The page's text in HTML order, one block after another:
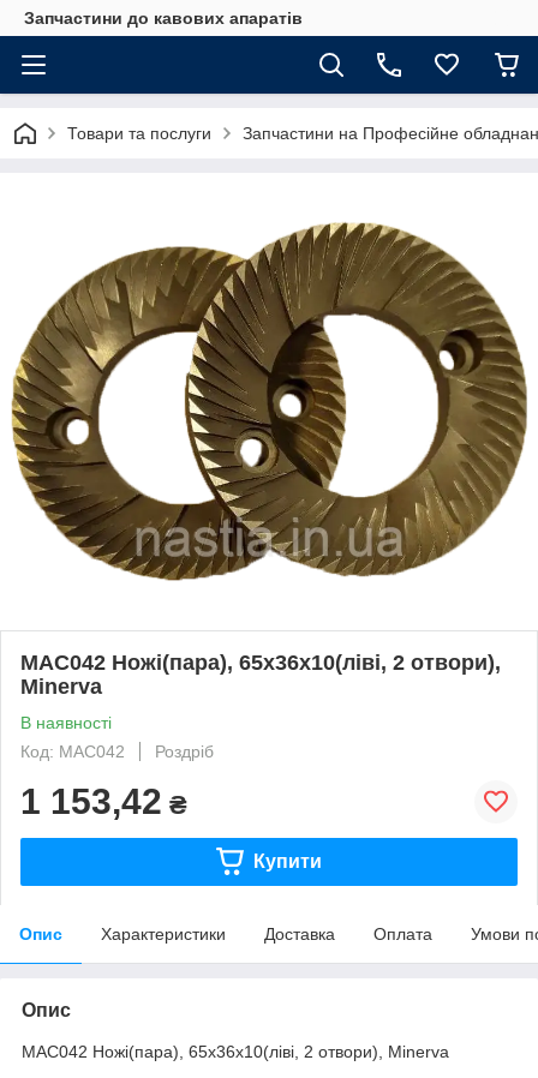
Запчастини до кавових апаратів
Товари та послуги Запчастини на Професійне
MAC042 Ножі(пара), 65x36x10(ліві, 2 отвори),
Minerva
В наявності
Код: MAC042
Роздріб
1 153,42 ₴
Купити
Опис Характеристики Доставка Оплата Умови
Опис
MAC042 Ножі(пара), 65x36x10(ліві, 2 отвори), Minerva